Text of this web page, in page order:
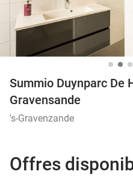
Summio Duynparc De
Gravensande
's-Gravenzande
Offres